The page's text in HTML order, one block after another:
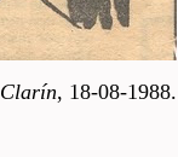
Cla­rín, 18-08-1988.